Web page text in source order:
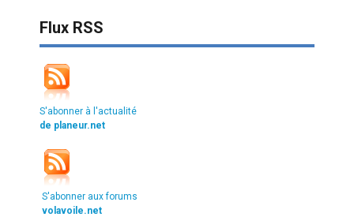
Flux RSS
S'abonner à l'actualité
de planeur.net
S'abonner aux forums
volavoile.net